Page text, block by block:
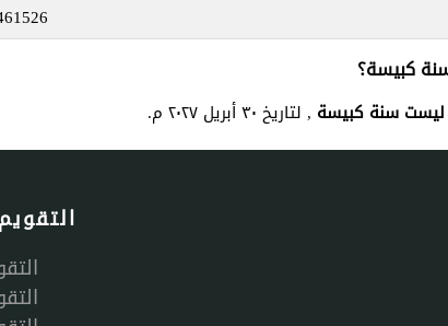
, لتاريخ ٣٠ أبريل ٢٠٢٧ م.
التقويم